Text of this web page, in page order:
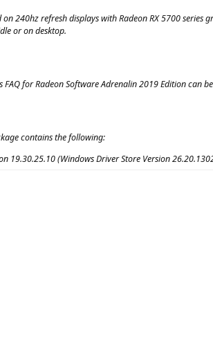
on 240hz refresh dis­plays with Rade­onRX5700 series
or on desktop.
FAQfor Rade­on Soft­ware Adre­na­lin 2019 Edi­ti­on can
con­ta­ins the following:
19.30.25.10 (Win­dows Dri­ver Store Ver­si­on